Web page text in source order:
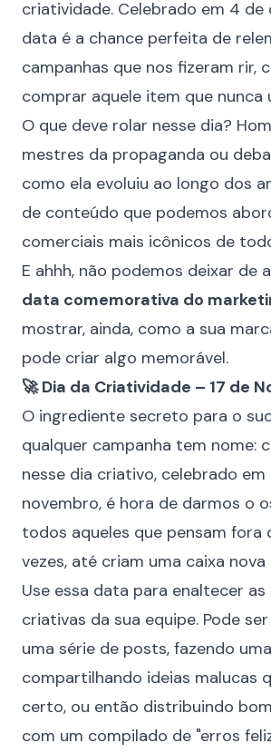
criatividade. Celebrado em 4 de
data é a chance perfeita de
campanhas que nos fizeram rir,
comprar aquele item que nunca
O que deve rolar nesse dia?
mestres da propaganda ou
como ela evoluiu ao longo dos
de conteúdo que podemos
comerciais mais icônicos de
E ahhh, não podemos deixar de
data comemorativa do
mostrar, ainda, como a sua
pode criar algo memorável.
🚀 Dia da Criatividade – 17 de
O ingrediente secreto para o
qualquer campanha tem nome:
nesse dia criativo, celebrado em
novembro, é hora de darmos o
todos aqueles que pensam fora
vezes, até criam uma caixa nova
Use essa data para enaltecer
criativas da sua equipe. Pode
uma série de posts, fazendo
compartilhando ideias malucas
certo, ou então distribuindo
com um compilado de "erros